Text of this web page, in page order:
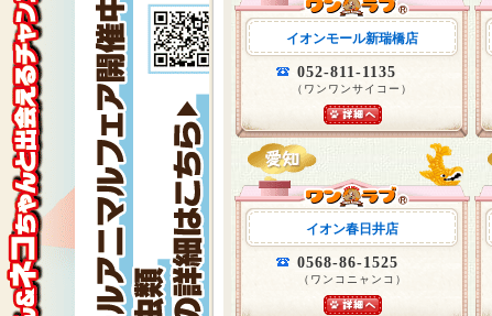
イオンモール新瑞橋店
052-811-1135
（ワンワンサイコー）
イオン春日井店
0568-86-1525
（ワンコニャンコ）